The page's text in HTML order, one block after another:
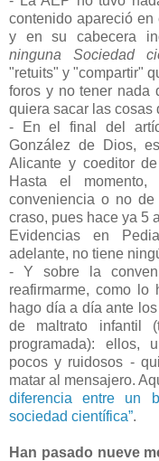
contenido apareció en
y en su cabecera
ninguna Sociedad
"retuits" y "compartir"
foros y no tener nada
quiera sacar las cosas
- En el final del
González de Dios,
Alicante y coeditor
Hasta el
conveniencia o no
craso, pues hace ya 5
Evidencias en
adelante, no tiene
- Y sobre la
reafirmarme, como
hago día a día ante
de maltrato infantil
programada): ellos,
pocos y ruidosos -
matar al mensajero.
diferencia entre un
sociedad científica”.
Han pasado nueve